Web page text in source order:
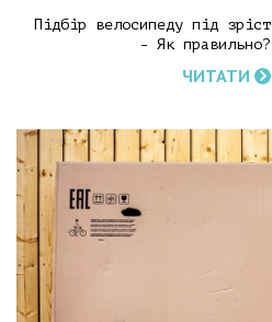
Підбір велосипеду під зріст
- Як правильно?
ЧИТАТИ